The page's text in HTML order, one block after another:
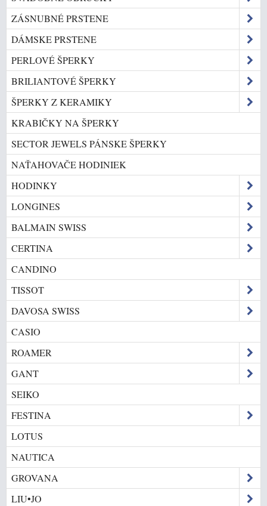
ZÁSNUBNÉ PRSTENE
DÁMSKE PRSTENE
PERLOVÉ ŠPERKY
BRILIANTOVÉ ŠPERKY
ŠPERKY Z KERAMIKY
KRABIČKY NA ŠPERKY
SECTOR JEWELS PÁNSKE ŠPERKY
NAŤAHOVAČE HODINIEK
HODINKY
LONGINES
BALMAIN SWISS
CERTINA
CANDINO
TISSOT
DAVOSA SWISS
CASIO
ROAMER
GANT
SEIKO
FESTINA
LOTUS
NAUTICA
GROVANA
LIU•JO